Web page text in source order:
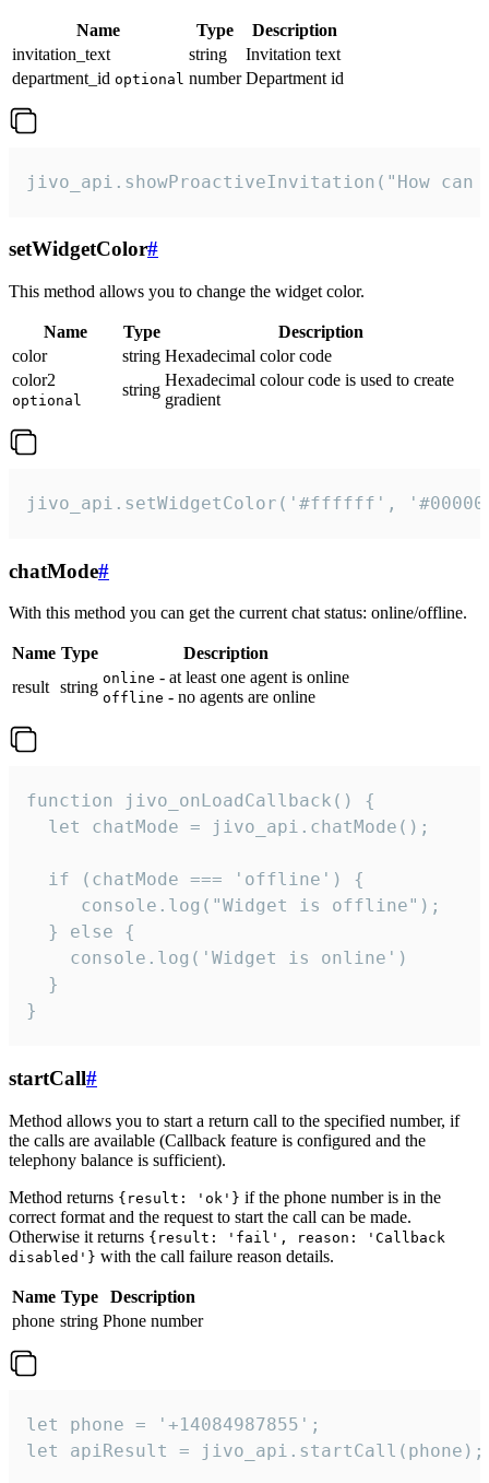
Name Type
Description
invitation_text
string
Invitation text
department_id optional number Department id
jivo_api.showProactiveInvitation("How
setWidgetColor#
This method allows you to change the widget color.
Name Type
Description
color
string Hexadecimal color code
color2
optional
string
Hexadecimal colour code is used to create
gradient
jivo_api.setWidgetColor('#ffffff',
chatMode#
With this method you can get the current chat status: online/offline.
Name Type
Description
result string online - at least one agent is online
offline - no agents are online
function jivo_onLoadCallback() {
  let chatMode = jivo_api.chatMode();
  if (chatMode === 'offline') {
     console.log("Widget is offline");
  } else {
    console.log('Widget is online')
  }
}
startCall#
Method allows you to start a return call to the specified number, if
the calls are available (Callback feature is configured and the
telephony balance is sufficient).
Method returns {result: 'ok'} if the phone number is in the
correct format and the request to start the call can be made.
Otherwise it returns {result: 'fail', reason: 'Callback
disabled'} with the call failure reason details.
Name Type
Description
phone string Phone number
let phone = '+14084987855';
let apiResult = jivo_api.startCall(phone);